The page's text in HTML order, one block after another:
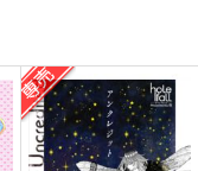
メモ帳スイーツ
ねこのかんづめ